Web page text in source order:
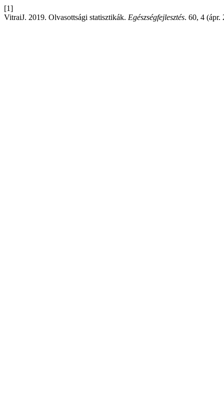
[1]
VitraiJ. 2019. Olvasottsági statisztikák. Egészségfejlesztés. 60, 4